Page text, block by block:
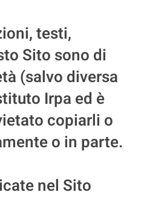
testi,
Sito sono di
(salvo diversa
Irpa ed è
copiarli o
o in parte.
nel Sito